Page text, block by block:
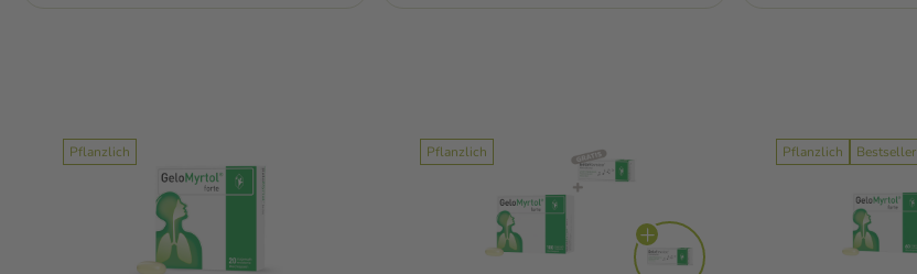
Pflanzlich Pflanzlich Pflanzlich Bestseller